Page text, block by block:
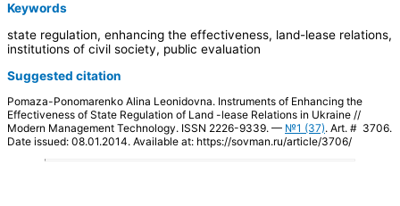
Keywords
state regulation, enhancing the effectiveness, land-lease relations,
institutions of civil society, public evaluation
Suggested citation
Pomaza-Ponomarenko Alina Leonidovna. Instruments of Enhancing the
Effectiveness of State Regulation of Land -lease Relations in Ukraine //
Modern Management Technology. ISSN 2226-9339. — №1 (37). Art. # 3706.
Date issued: 08.01.2014. Available at: https://sovman.ru/article/3706/